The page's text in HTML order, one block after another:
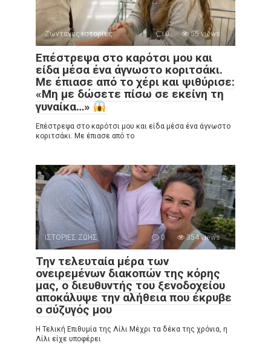
Ζωντανές ιστορίες 0 55 views
Επέστρεψα στο καρότσι μου και
είδα μέσα ένα άγνωστο κοριτσάκι.
Με έπιασε από το χέρι και ψιθύρισε:
«Μη με δώσετε πίσω σε εκείνη τη
γυναίκα…»
Επέστρεψα στο καρότσι μου και είδα μέσα ένα άγνωστο
κοριτσάκι. Με έπιασε από το
ΙΣΤΟΡΙΕΣ ΖΩΗΣ 0 354 views
Την τελευταία μέρα των
ονειρεμένων διακοπών της κόρης
μας, ο διευθυντής του ξενοδοχείου
αποκάλυψε την αλήθεια που έκρυβε
ο σύζυγός μου
Η Τελική Επιθυμία της Λίλι Μέχρι τα δέκα της χρόνια, η
Λίλι είχε υποφέρει